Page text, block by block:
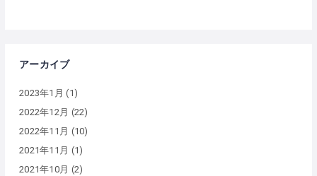
アーカイブ
2023年1月 (1)
2022年12月 (22)
2022年11月 (10)
2021年11月 (1)
2021年10月 (2)